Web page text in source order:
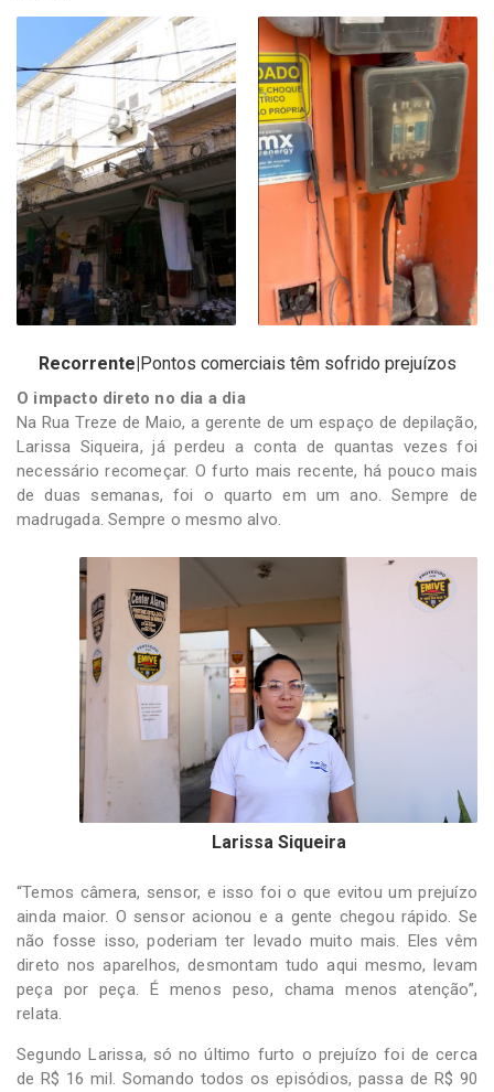
Recorrente| Pontos comerciais têm sofrido prejuízos
O impacto direto no dia a dia
Na Rua Treze de Maio, a gerente de um espaço de depilação,
Larissa Siqueira, já perdeu a conta de quantas vezes foi
necessário recomeçar. O furto mais recente, há pouco mais
de duas semanas, foi o quarto em um ano. Sempre de
madrugada. Sempre o mesmo alvo.
Larissa Siqueira
“Temos câmera, sensor, e isso foi o que evitou um prejuízo
ainda maior. O sensor acionou e a gente chegou rápido. Se
não fosse isso, poderiam ter levado muito mais. Eles vêm
direto nos aparelhos, desmontam tudo aqui mesmo, levam
peça por peça. É menos peso, chama menos atenção”,
relata.
Segundo Larissa, só no último furto o prejuízo foi de cerca
de R$ 16 mil. Somando todos os episódios, passa de R$ 90